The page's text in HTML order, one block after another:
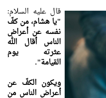
قال عليه السلام:
"يا هشام، من كفّ
نفسه عن أعراض
الناس أقال الله
عثرته يوم
القيامة".
ويكون الكفّ عن
أعراض الناس من